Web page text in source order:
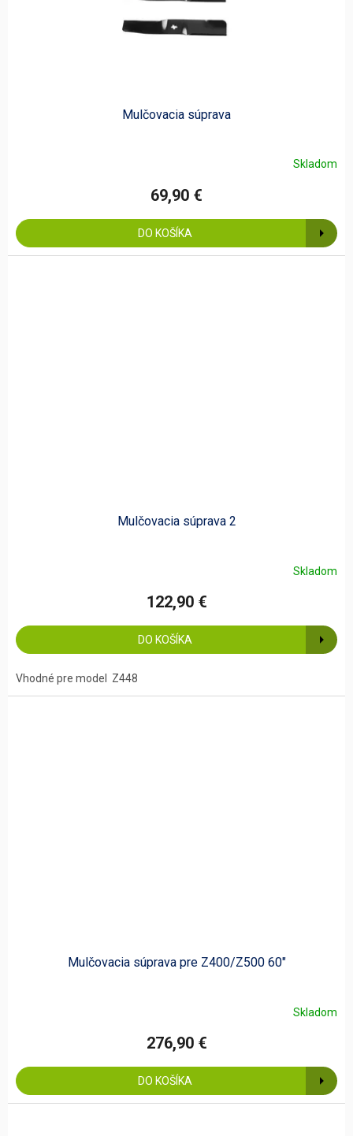
Mulčovacia súprava
Skladom
69,90 €
DO KOŠÍKA
Mulčovacia súprava 2
Skladom
122,90 €
DO KOŠÍKA
Vhodné pre model Z448
Mulčovacia súprava pre Z400/Z500 60"
Skladom
276,90 €
DO KOŠÍKA